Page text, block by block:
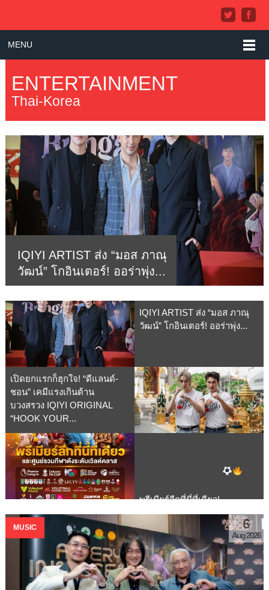
MENU
ENTERTAINMENT
Thai-Korea
IQIYI ARTIST ส่ง “มอส ภาณุ
วัฒน์” โกอินเตอร์! ออร่าพุ่ง...
Next
IQIYI ARTIST ส่ง “มอส ภาณุ
วัฒน์” โกอินเตอร์! ออร่าพุ่ง...
เปิดยกแรกก็ฮุกใจ! “ดีแลนด์-
ชอน” เคมีแรงเกินต้าน
บวงสรวง IQIYI ORIGINAL
“HOOK YOUR...
พรีเมียร์ลีกที่นี่ที่เดียว!
MONOMAX ศูนย์รวมกีฬาดัง
ระดับเวิลด์คลาส...
MUSIC 6
Aug 2026